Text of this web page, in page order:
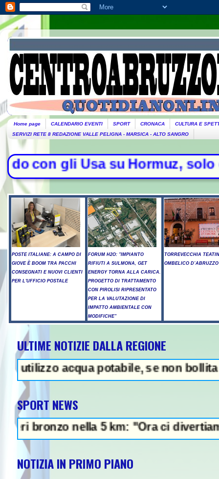
Home page CALENDARIO EVENTI SPORT CRONACA
CULTURA E
SERVIZI RETE 8 REDAZIONE VALLE PELIGNA - MARSICA - ALTO SANGRO
su Hormuz, solo con
POSTE ITALIANE: A CAMPO DI
GIOVE È BOOM TRA PACCHI
CONSEGNATI E NUOVI CLIENTI
PER L'UFFICIO POSTALE
FORUM H2O: "IMPIANTO
RIFIUTI A SULMONA, GET
ENERGY TORNA ALLA CARICA.
PROGETTO DI TRATTAMENTO
CON PIROLISI RIPRESENTATO
PER LA VALUTAZIONE DI
IMPATTO AMBIENTALE CON
MODIFICHE"
TORREVECCHIA
OMBELICO D’ABRUZZO
ULTIME NOTIZIE DALLA REGIONE
acqua potabile, se non bollita -
SPORT NEWS
nella 5 km: "Ora ci divertiamo in
NOTIZIA IN PRIMO PIANO
- Trump, "abbiamo molte